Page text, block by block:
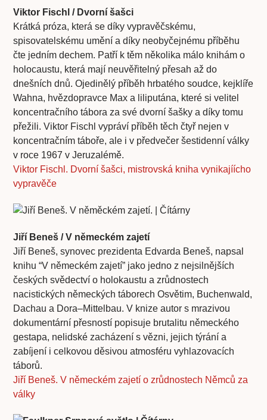
Viktor Fischl / Dvorní šašci
Krátká próza, která se díky vypravěčskému,
spisovatelskému umění a díky neobyčejnému příběhu
čte jedním dechem. Patří k těm několika málo knihám o
holocaustu, která mají neuvěřitelný přesah až do
dnešních dnů. Ojedinělý příběh hrbatého soudce, kejklíře
Wahna, hvězdopravce Max a liliputána, které si velitel
koncentračního tábora za své dvorní šašky a díky tomu
přežili. Viktor Fischl vypráví příběh těch čtyř nejen v
koncentračním táboře, ale i v předvečer šestidenní války
v roce 1967 v Jeruzalémě.
Viktor Fischl. Dvorní šašci, mistrovská kniha vynikajíícho
vypravěče
Jiří Beneš / V německém zajetí
Jiří Beneš, synovec prezidenta Edvarda Beneš, napsal
knihu “V německém zajetí” jako jedno z nejsilnějších
českých svědectví o holokaustu a zrůdnostech
nacistických německých táborech Osvětim, Buchenwald,
Dachau a Dora–Mittelbau. V knize autor s mrazivou
dokumentární přesností popisuje brutalitu německého
gestapa, nelidské zacházení s vězni, jejich týrání a
zabíjení i celkovou děsivou atmosféru vyhlazovacích
táborů.
Jiří Beneš. V německém zajetí o zrůdnostech Němců za
války